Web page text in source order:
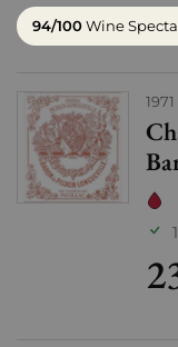
94/100Wine
1971